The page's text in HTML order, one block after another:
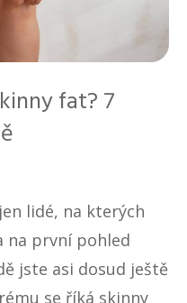
fat? 7
lidé, na kterých
na první pohled
jste asi dosud ještě
se říká skinny